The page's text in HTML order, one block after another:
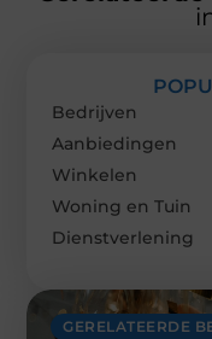
GERELATEERDE
Bedrijven
Aanbiedingen
Winkelen
Woning en Tuin
Dienstverlening